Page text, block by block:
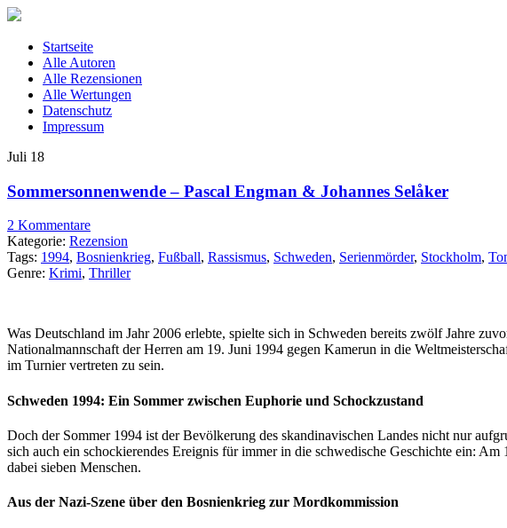
Startseite
Alle Autoren
Alle Rezensionen
Alle Wertungen
Datenschutz
Impressum
Juli 18
Sommersonnenwende – Pascal Engman & Johannes Selåker
2 Kommentare
Kategorie: Rezension
Tags: 1994, Bosnienkrieg, Fußball, Rassismus, Schweden, Serienmörder, Stockholm,
Genre: Krimi, Thriller
Was Deutschland im Jahr 2006 erlebte, spielte sich in Schweden bereits zwölf Jahre
Nationalmannschaft der Herren am 19. Juni 1994 gegen Kamerun in die
im Turnier vertreten zu sein.
Schweden 1994: Ein Sommer zwischen Euphorie und Schockzustand
Doch der Sommer 1994 ist der Bevölkerung des skandinavischen Landes nicht nur
sich auch ein schockierendes Ereignis für immer in die schwedische Geschichte ein:
dabei sieben Menschen.
Aus der Nazi-Szene über den Bosnienkrieg zur Mordkommission